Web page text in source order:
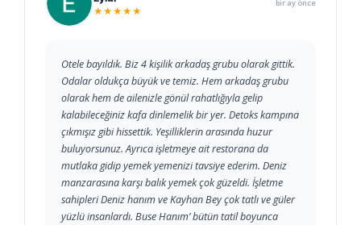
★★★★★
bir ay önce
Otele bayıldık. Biz 4 kişilik arkadaş grubu olarak gittik.
Odalar oldukça büyük ve temiz. Hem arkadaş grubu
olarak hem de ailenizle gönül rahatlığıyla gelip
kalabileceğiniz kafa dinlemelik bir yer. Detoks kampına
çıkmışız gibi hissettik. Yeşilliklerin arasında huzur
buluyorsunuz. Ayrıca işletmeye ait restorana da
mutlaka gidip yemek yemenizi tavsiye ederim. Deniz
manzarasına karşı balık yemek çok güzeldi. İşletme
sahipleri Deniz hanım ve Kayhan Bey çok tatlı ve güler
yüzlü insanlardı. Buse Hanım’ bütün tatil boyunca